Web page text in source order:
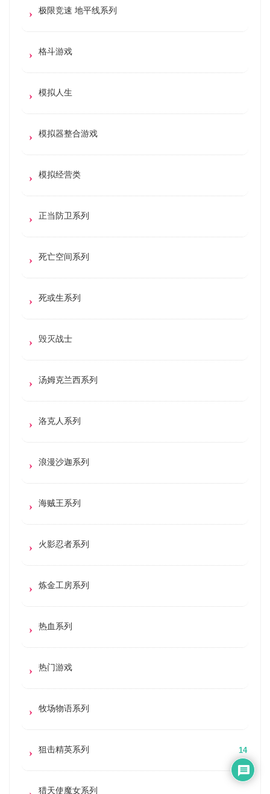
极限竞速 地平线系列
格斗游戏
模拟人生
模拟器整合游戏
模拟经营类
正当防卫系列
死亡空间系列
死或生系列
毁灭战士
汤姆克兰西系列
洛克人系列
浪漫沙迦系列
海贼王系列
火影忍者系列
炼金工房系列
热血系列
热门游戏
牧场物语系列
狙击精英系列
猎天使魔女系列
14